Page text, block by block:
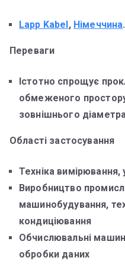
Lapp Kabel, Німеччина.
Переваги
Істотно спрощує
обмеженого
зовнішнього
Області застосування
Техніка вимірювання,
Виробництво
машинобудування,
кондиціювання
Обчислювальні
обробки даних